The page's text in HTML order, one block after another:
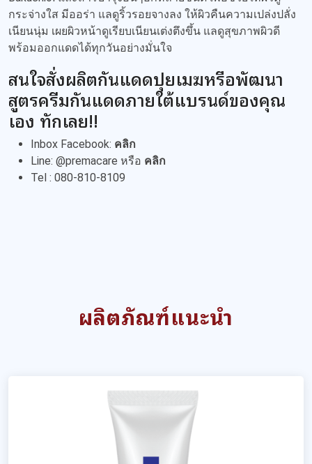
กระจ่างใส มีออร่า แลดูริ้วรอยจางลง ให้ผิวคืนความเปล่งปลั่ง
เนียนนุ่ม เผยผิวหน้าดูเรียบเนียนเต่งตึงขึ้น แลดูสุขภาพผิวดี
พร้อมออกแดดได้ทุกวันอย่างมั่นใจ
สนใจสั่งผลิตกันแดดปุยเมฆหรือพัฒนา
สูตรครีมกันแดดภายใต้แบรนด์ของคุณ
เอง ทักเลย!!
Inbox Facebook: คลิก
Line: @premacare หรือ คลิก
Tel : 080-810-8109
ผลิตภัณฑ์แนะนำ